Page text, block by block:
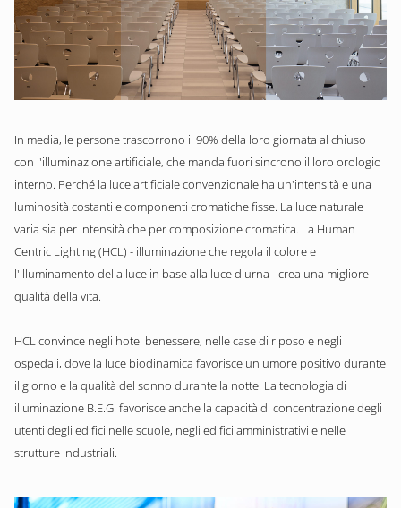
In media, le persone trascorrono il 90% della loro giornata al chiuso
con l'illuminazione artificiale, che manda fuori sincrono il loro orologio
interno. Perché la luce artificiale convenzionale ha un'intensità e una
luminosità costanti e componenti cromatiche fisse. La luce naturale
varia sia per intensità che per composizione cromatica. La Human
Centric Lighting (HCL) - illuminazione che regola il colore e
l'illuminamento della luce in base alla luce diurna - crea una migliore
qualità della vita.
HCL convince negli hotel benessere, nelle case di riposo e negli
ospedali, dove la luce biodinamica favorisce un umore positivo durante
il giorno e la qualità del sonno durante la notte. La tecnologia di
illuminazione B.E.G. favorisce anche la capacità di concentrazione degli
utenti degli edifici nelle scuole, negli edifici amministrativi e nelle
strutture industriali.